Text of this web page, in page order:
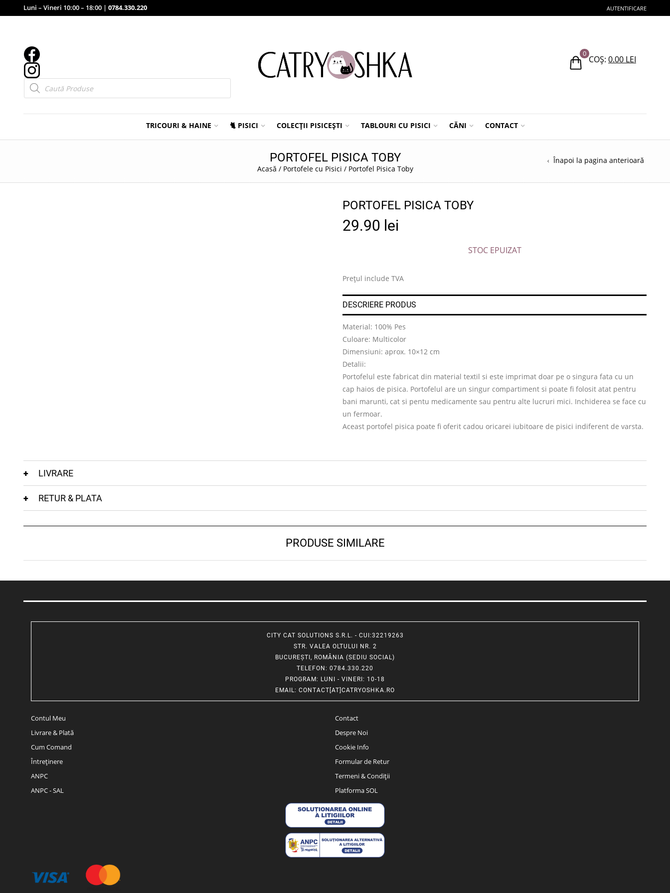
Luni – Vineri 10:00 – 18:00 | 0784.330.220 AUTENTIFICARE
Products
search
0
COȘ: 0.00 LEI
TRICOURI & HAINE 🐈 PISICI COLECȚII PISICEȘTI TABLOURI CU PISICI CĂNI CONTACT
PORTOFEL PISICA TOBY
Acasă / Portofele cu Pisici / Portofel Pisica Toby
Înapoi la pagina anterioară
PORTOFEL PISICA TOBY
29.90 lei
STOC EPUIZAT
Prețul include TVA
DESCRIERE PRODUS
Material: 100% Pes
Culoare: Multicolor
Dimensiuni: aprox. 10×12 cm
Detalii:
Portofelul este fabricat din material textil si este imprimat doar pe o singura fata cu un
cap haios de pisica. Portofelul are un singur compartiment si poate fi folosit atat pentru
bani marunti, cat si pentu medicamente sau pentru alte lucruri mici. Inchiderea se face cu
un fermoar.
Aceast portofel pisica poate fi oferit cadou oricarei iubitoare de pisici indiferent de varsta.
LIVRARE
RETUR & PLATA
PRODUSE SIMILARE
CITY CAT SOLUTIONS S.R.L. - CUI:32219263
STR. VALEA OLTULUI NR. 2
BUCUREȘTI, ROMÂNIA (SEDIU SOCIAL)
TELEFON : 0784.330.220
PROGRAM: LUNI - VINERI: 10-18
EMAIL: CONTACT[AT]CATRYOSHKA.RO
Contul Meu
Livrare & Plată
Cum Comand
Întreținere
ANPC
ANPC - SAL
Contact
Despre Noi
Cookie Info
Formular de Retur
Termeni & Condiții
Platforma SOL